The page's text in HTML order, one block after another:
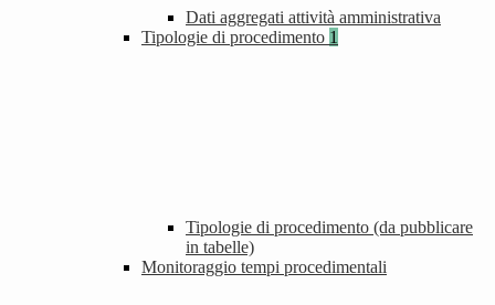
Dati aggregati attività amministrativa
Tipologie di procedimento 1
Tipologie di procedimento (da pubblicare
in tabelle)
Monitoraggio tempi procedimentali